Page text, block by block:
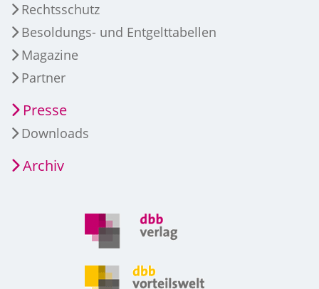
Rechtsschutz
Besoldungs- und Entgelttabellen
Magazine
Partner
Presse
Downloads
Archiv